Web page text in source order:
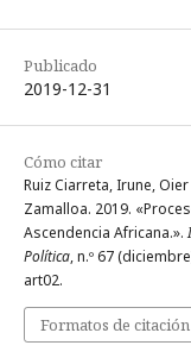
Publicado
2019-12-31
Cómo citar
Ruiz Ciarreta, Irune,
Zamalloa. 2019.
Ascendencia Africana.».
Política, n.º 67
art02.
Formatos de citación